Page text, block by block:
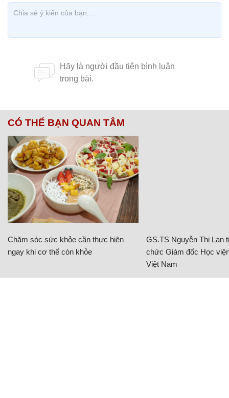
CÓ THỂ BẠN QUAN TÂM
Chăm sóc sức khỏe cần thực hiện
ngay khi cơ thể còn khỏe
GS.TS Nguyễn Thị Lan
chức Giám đốc Học
Việt Nam